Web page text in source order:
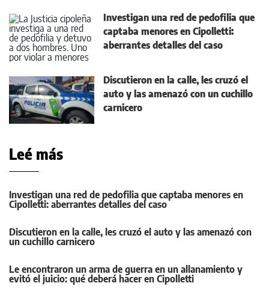
Investigan una red de pedofilia que
captaba menores en Cipolletti:
aberrantes detalles del caso
Discutieron en la calle, les cruzó el
auto y las amenazó con un cuchillo
carnicero
Leé más
Investigan una red de pedofilia que captaba menores en
Cipolletti: aberrantes detalles del caso
Discutieron en la calle, les cruzó el auto y las amenazó con
un cuchillo carnicero
Le encontraron un arma de guerra en un allanamiento y
evitó el juicio: qué deberá hacer en Cipolletti